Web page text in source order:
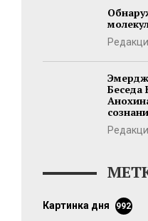
Беседа
картинка дня 992